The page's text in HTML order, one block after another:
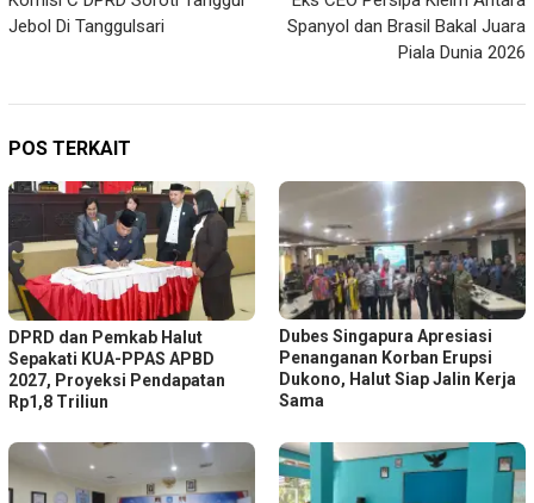
pos
Jebol Di Tanggulsari
Spanyol dan Brasil Bakal Juara
Piala Dunia 2026
POS TERKAIT
DPRD dan Pemkab Halut
Sepakati KUA-PPAS APBD
2027, Proyeksi Pendapatan
Rp1,8 Triliun
Dubes Singapura Apresiasi
Penanganan Korban Erupsi
Dukono, Halut Siap Jalin Kerja
Sama